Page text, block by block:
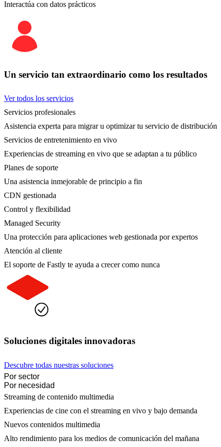
Interactúa con datos prácticos
Un servicio tan extraordinario como los resultados
Ver todos los servicios
Servicios profesionales
Asistencia experta para migrar u optimizar tu servicio de distribución
Servicios de entretenimiento en vivo
Experiencias de streaming en vivo que se adaptan a tu público
Planes de soporte
Una asistencia inmejorable de principio a fin
CDN gestionada
Control y flexibilidad
Managed Security
Una protección para aplicaciones web gestionada por expertos
Atención al cliente
El soporte de Fastly te ayuda a crecer como nunca
Soluciones digitales innovadoras
Descubre todas nuestras soluciones
Por sector
Por necesidad
Streaming de contenido multimedia
Experiencias de cine con el streaming en vivo y bajo demanda
Nuevos contenidos multimedia
Alto rendimiento para los medios de comunicación del mañana